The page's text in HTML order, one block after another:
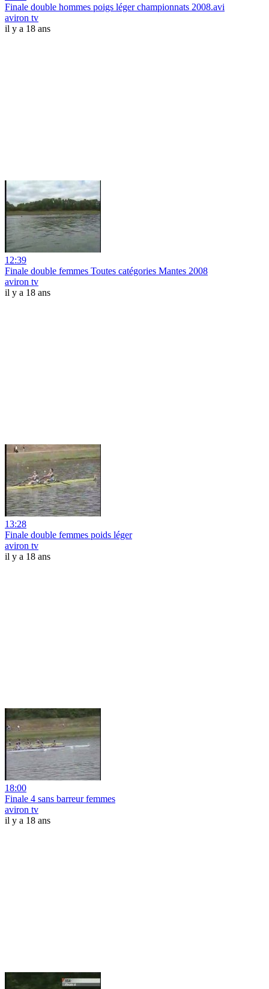
Finale double hommes poigs léger championnats 2008.avi
aviron tv
il y a 18 ans
12:39
Finale double femmes Toutes catégories Mantes 2008
aviron tv
il y a 18 ans
13:28
Finale double femmes poids léger
aviron tv
il y a 18 ans
18:00
Finale 4 sans barreur femmes
aviron tv
il y a 18 ans